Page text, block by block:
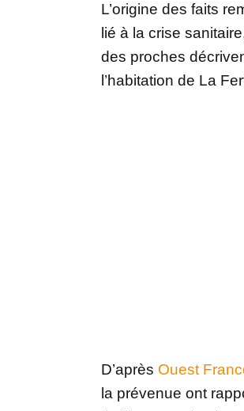
L’origine des faits
lié à la crise
des proches
l’habitation de La
D’après Ouest
la prévenue ont